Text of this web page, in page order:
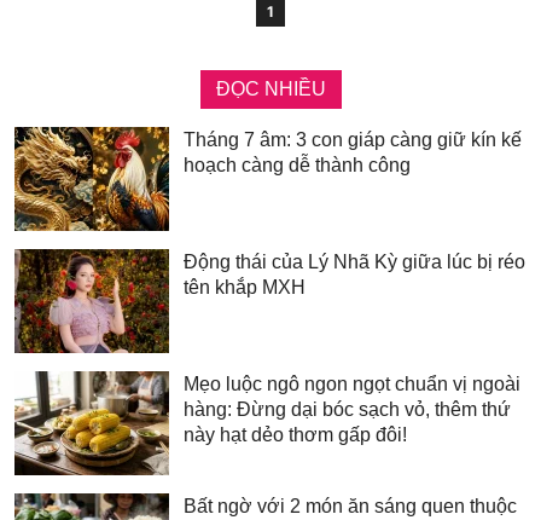
1
ĐỌC NHIỀU
Tháng 7 âm: 3 con giáp càng giữ kín kế
hoạch càng dễ thành công
Động thái của Lý Nhã Kỳ giữa lúc bị réo
tên khắp MXH
Mẹo luộc ngô ngon ngọt chuẩn vị ngoài
hàng: Đừng dại bóc sạch vỏ, thêm thứ
này hạt dẻo thơm gấp đôi!
Bất ngờ với 2 món ăn sáng quen thuộc